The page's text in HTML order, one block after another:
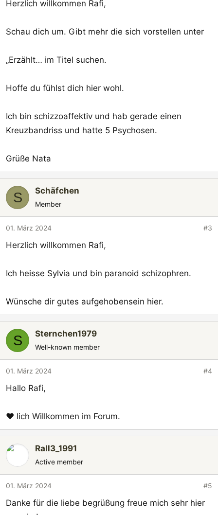
e
Herzlich willkommen Rafi,
Schau dich um. Gibt mehr die sich vorstellen unter
„Erzählt… im Titel suchen.
Hoffe du fühlst dich hier wohl.
Ich bin schizzoaffektiv und hab gerade einen
Kreuzbandriss und hatte 5 Psychosen.
Grüße Nata
S Schäfchen
Member
01. März 2024 #3
Herzlich willkommen Rafi,
Ich heisse Sylvia und bin paranoid schizophren.
Wünsche dir gutes aufgehobensein hier.
S Sternchen1979
Well-known member
01. März 2024 #4
Hallo Rafi,
❤ lich Willkommen im Forum.
Rall3_1991
Active member
01. März 2024 #5
Danke für die liebe begrüßung freue mich sehr hier